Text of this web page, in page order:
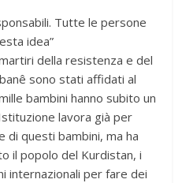
Tutte le persone
idea”
della resistenza e del
sono stati affidati al
bambini hanno subito un
lavora già per
questi bambini, ma ha
il popolo del Kurdistan, i
internazionali per fare dei